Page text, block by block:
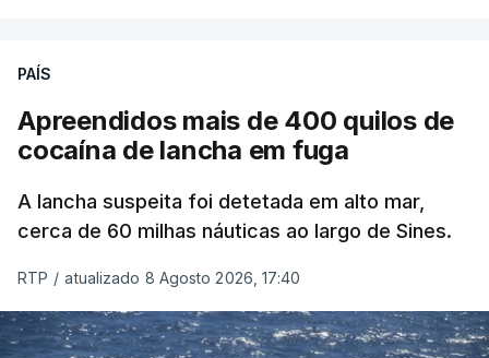
PAÍS
Apreendidos mais de 400 quilos de
cocaína de lancha em fuga
A lancha suspeita foi detetada em alto mar,
cerca de 60 milhas náuticas ao largo de Sines.
RTP / atualizado 8 Agosto 2026, 17:40